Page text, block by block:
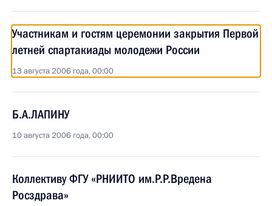
Участникам и гостям церемонии закрытия Первой
летней спартакиады молодежи России
13 августа 2006 года, 00:00
Б.А.ЛАПИНУ
10 августа 2006 года, 00:00
Коллективу ФГУ «РНИИТО им.Р.Р.Вредена
Росздрава»